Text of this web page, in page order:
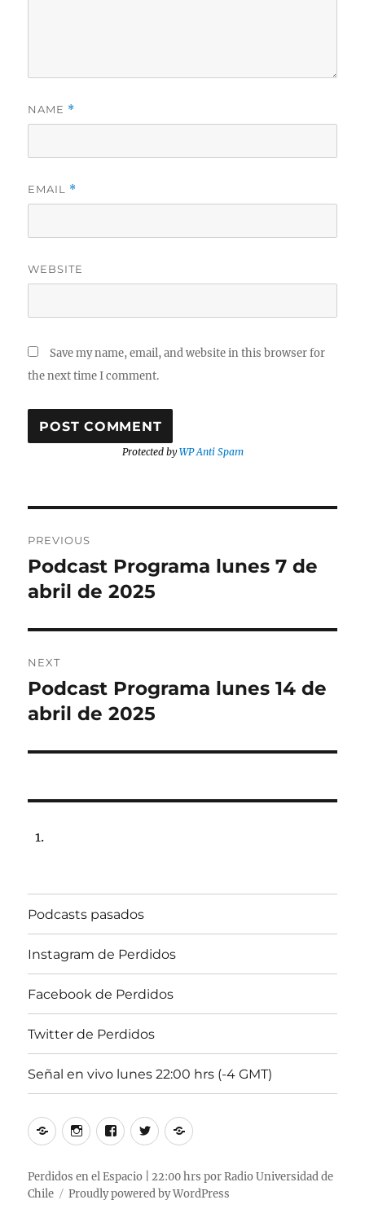
NAME *
EMAIL *
WEBSITE
Save my name, email, and website in this browser for
the next time I comment.
Protected byWP Anti Spam
navigation
PREVIOUS
Previous
post:
Podcast Programa lunes 7 de
abril de 2025
NEXT
Next
post:
Podcast Programa lunes 14 de
abril de 2025
Podcasts pasados
Instagram de Perdidos
Facebook de Perdidos
Twitter de Perdidos
Señal en vivo lunes 22:00 hrs (-4 GMT)
PodcastsInstagram
Perdidos
Facebook
Perdidos
Twitter
Perdidos
Señal
vivo
lunes
Perdidos en el Espacio | 22:00 hrs por Radio Universidad de
Chile
Proudly powered by WordPress